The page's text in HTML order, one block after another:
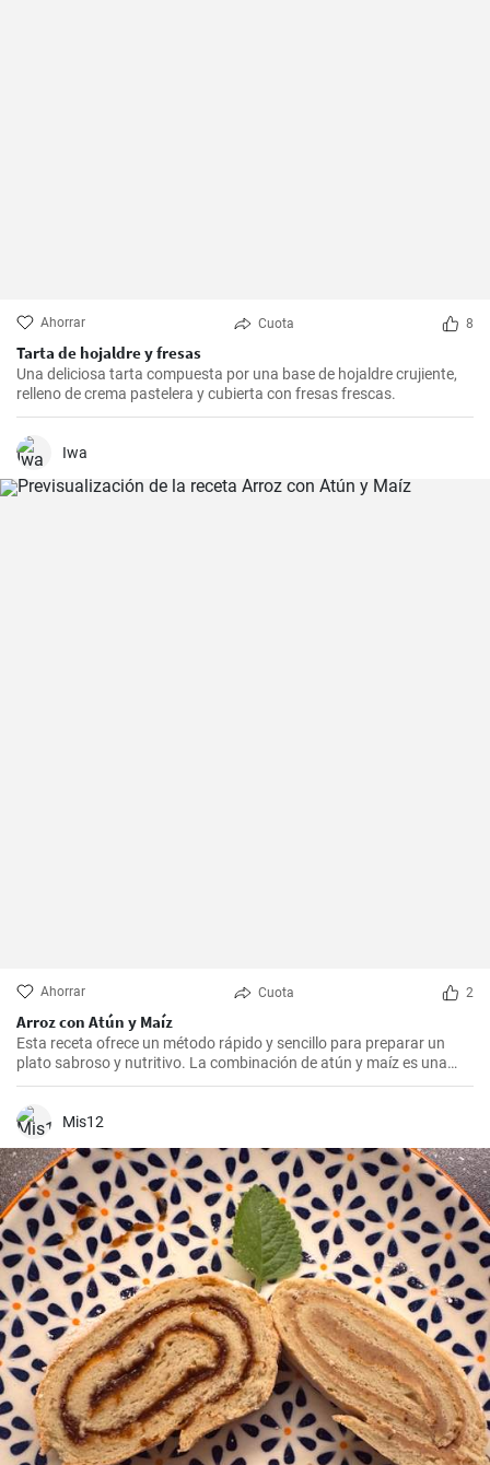
Ahorrar Cuota 8
Tarta de hojaldre y fresas
Una deliciosa tarta compuesta por una base de hojaldre crujiente,
relleno de crema pastelera y cubierta con fresas frescas.
Iwa
Ahorrar Cuota 2
Arroz con Atún y Maíz
Esta receta ofrece un método rápido y sencillo para preparar un
plato sabroso y nutritivo. La combinación de atún y maíz es una
excelente manera de agregar algo de proteína y color a nuestra
dieta diaria.
Mis12